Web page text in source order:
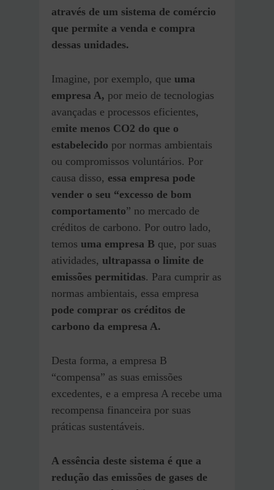
através de um sistema de comércio
que permite a venda e compra
dessas unidades.
Imagine, por exemplo, que uma
empresa A, por meio de tecnologias
avançadas e processos eficientes,
emite menos CO2 do que o
estabelecido por normas ambientais
ou compromissos voluntários. Por
causa disso, essa empresa pode
vender o seu “excesso de bom
comportamento” no mercado de
créditos de carbono. Por outro lado,
temos uma empresa B que, por suas
atividades, ultrapassa o limite de
emissões permitidas. Para cumprir as
normas ambientais, essa empresa
pode comprar os créditos de
carbono da empresa A.
Desta forma, a empresa B
“compensa” as suas emissões
excedentes, e a empresa A recebe uma
recompensa financeira por suas
práticas sustentáveis.
A essência deste sistema é que a
redução das emissões de gases de